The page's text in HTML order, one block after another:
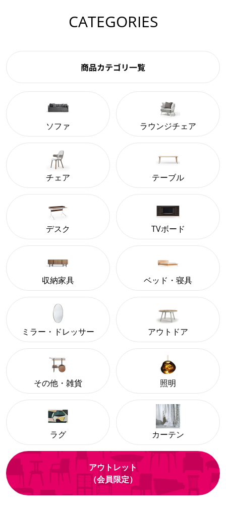
CATEGORIES
商品カテゴリ一覧
ソファ ラウンジチェア
チェア テーブル
デスク TVボード
収納家具 ベッド・寝具
ミラー・ドレッサー アウトドア
その他・雑貨 照明
ラグ カーテン
アウトレット
（会員限定）